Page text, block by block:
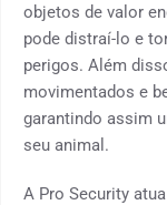
objetos de valor
pode distraí-lo e
perigos. Além
movimentados e
garantindo assim
seu animal.
A Pro Security